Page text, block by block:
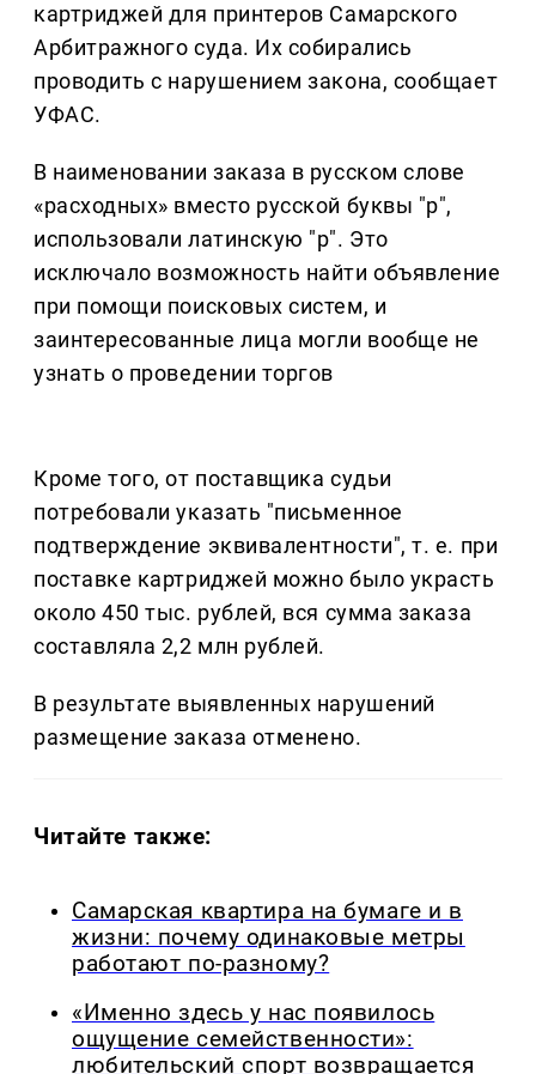
картриджей для принтеров Самарского
Арбитражного суда. Их собирались
проводить с нарушением закона, сообщает
УФАС.
В наименовании заказа в русском слове
«расходных» вместо русской буквы "р",
использовали латинскую "p". Это
исключало возможность найти объявление
при помощи поисковых систем, и
заинтересованные лица могли вообще не
узнать о проведении торгов
Кроме того, от поставщика судьи
потребовали указать "письменное
подтверждение эквивалентности", т. е. при
поставке картриджей можно было украсть
около 450 тыс. рублей, вся сумма заказа
составляла 2,2 млн рублей.
В результате выявленных нарушений
размещение заказа отменено.
Читайте также:
Самарская квартира на бумаге и в
жизни: почему одинаковые метры
работают по-разному?
«Именно здесь у нас появилось
ощущение семейственности»:
любительский спорт возвращается